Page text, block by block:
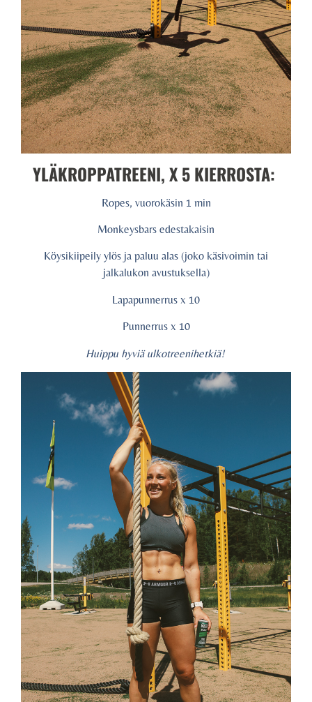
YLÄKROPPATREENI, X 5 KIERROSTA:
Ropes, vuorokäsin 1 min
Monkeysbars edestakaisin
Köysikiipeily ylös ja paluu alas (joko käsivoimin tai
jalkalukon avustuksella)
Lapapunnerrus x 10
Punnerrus x 10
Huippu hyviä ulkotreenihetkiä!